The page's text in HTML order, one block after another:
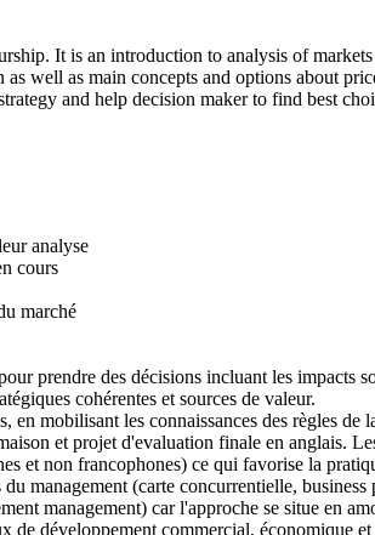
It is an introduction to analysis of
well as main concepts and options about
and help decision maker to find best
analyse
cours
marché
prendre des décisions incluant les
cohérentes et sources de valeur.
mobilisant les connaissances des règles
et projet d'evaluation finale en anglais.
et non francophones) ce qui favorise la
management (carte concurrentielle,
management) car l'approche se situe en
développement commercial, économique